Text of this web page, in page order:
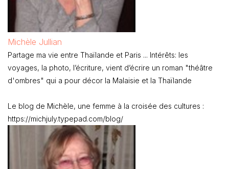
Michèle Jullian
Partage ma vie entre Thaïlande et Paris ... Intérêts: les
voyages, la photo, l’écriture, vient d’écrire un roman "théâtre
d'ombres" qui a pour décor la Malaisie et la Thaïlande
Le blog de Michèle, une femme à la croisée des cultures :
https://michjuly.typepad.com/blog/